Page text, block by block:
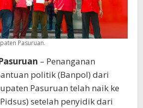
Pasuruan.
– Penanganan
politik (Banpol) dari
Pasuruan telah naik ke
setelah penyidik dari